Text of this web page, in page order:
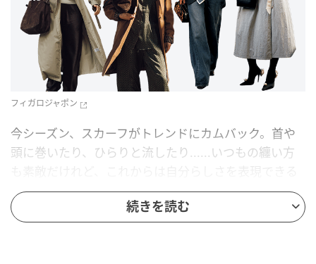
フィガロジャポン
今シーズン、スカーフがトレンドにカムバック。首や
頭に巻いたり、ひらりと流したり......いつもの纏い方
巻き方を模索して。
続きを読む